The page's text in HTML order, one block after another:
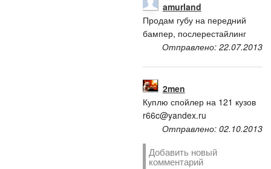
amurland
Продам губу на передний
бампер, послерестайлинг
Отправлено: 22.07.2013
2men
Куплю спойлер на 121 кузов
r66c@yandex.ru
Отправлено: 02.10.2013
Добавить новый
комментарий